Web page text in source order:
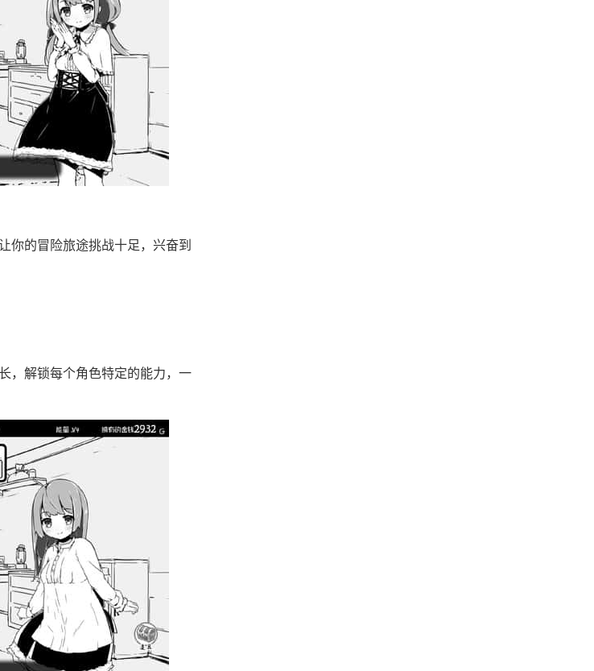
你的冒险旅途挑战十足，兴奋到
，解锁每个角色特定的能力，一